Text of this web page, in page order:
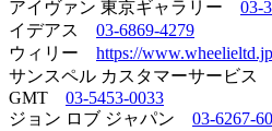
アイヴァン 東京ギャラリー 03-
イデアス 03-6869-4279
ウィリー https://www.wheelieltd.jp
サンスペル カスタマーサービス
GMT 03-5453-0033
ジョン ロブ ジャパン 03-6267-